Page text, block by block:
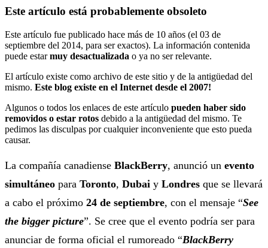
Este artículo está probablemente obsoleto
Este artículo fue publicado hace más de 10 años (el 03 de
septiembre del 2014, para ser exactos). La información contenida
puede estarmuy desactualizada o ya no ser relevante.
El artículo existe como archivo de este sitio y de la antigüedad del
mismo. Este blog existe en el Internet desde el 2007!
Algunos o todos los enlaces de este artículo pueden haber sido
removidos o estar rotos debido a la antigüedad del mismo. Te
pedimos las disculpas por cualquier inconveniente que esto pueda
causar.
La compañía canadiense BlackBerry, anunció un evento
simultáneo para Toronto, Dubai y Londres que se llevará
a cabo el próximo 24 de septiembre, con el mensaje “See
the bigger picture”. Se cree que el evento podría ser para
anunciar de forma oficial el rumoreado “BlackBerry